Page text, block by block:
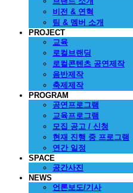
비전 & 연혁
팀 & 멤버 소개
PROJECT
교육
로컬브랜딩
로컬콘텐츠 공연제작
음반제작
축제제작
PROGRAM
공연프로그램
교육프로그램
모집 공고 / 신청
현재 진행 중 프로그램
연간 일정
SPACE
공간사진
NEWS
언론보도/기사